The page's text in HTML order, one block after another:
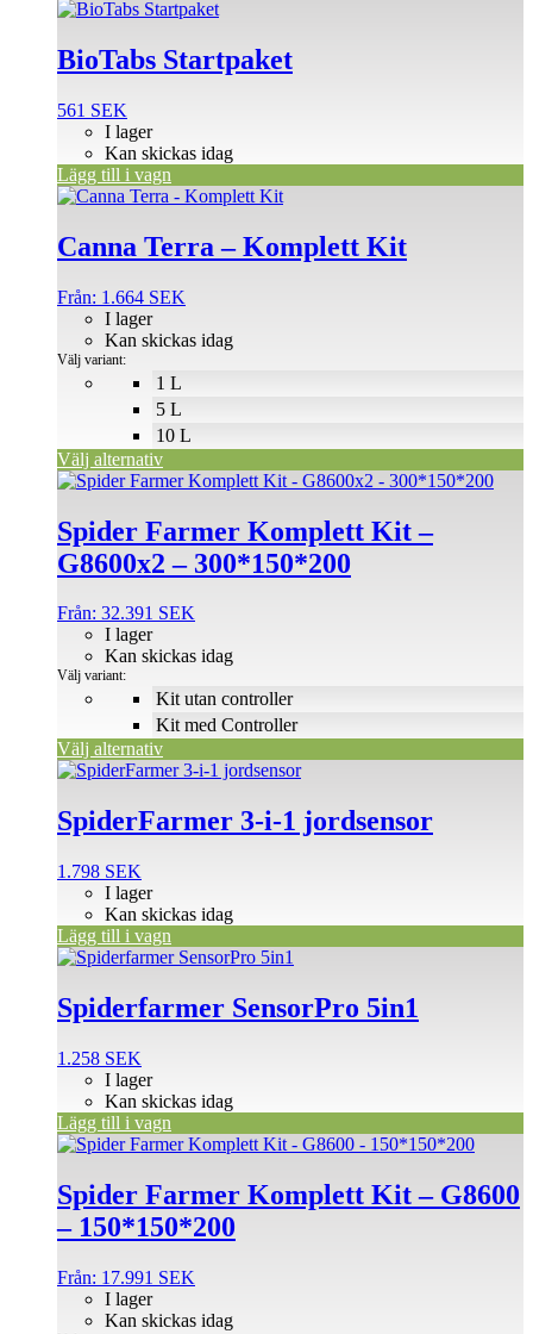
BioTabs Startpaket
561 SEK
I lager
Kan skickas idag
Lägg till i vagn
Canna Terra – Komplett Kit
Från: 1.664 SEK
1 L
5 L
10 L
I lager
Kan skickas idag
Välj variant:
Välj alternativ
Den
produkten
har
varianter.
olika
alternativen
produktsidan
Spider Farmer Komplett Kit –
G8600x2 – 300*150*200
Från: 32.391 SEK
Kit utan controller
Kit med Controller
I lager
Kan skickas idag
Välj variant:
Välj alternativ
Den
produkten
har
flera
De
olika
alternativen
kan
väljas
produktsidan
SpiderFarmer 3-i-1 jordsensor
1.798 SEK
I lager
Kan skickas idag
Lägg till i vagn
Spiderfarmer SensorPro 5in1
1.258 SEK
I lager
Kan skickas idag
Lägg till i vagn
Spider Farmer Komplett Kit – G8600
– 150*150*200
Från: 17.991 SEK
I lager
Kan skickas idag
Den
produkten
har
flera
De
olika
alternativen